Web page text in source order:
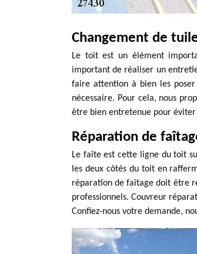
Changement de
Le toit est un élément
important de réaliser un
faire attention à bien les
nécessaire. Pour cela, nous
être bien entretenue pour
Réparation de
Le faîte est cette ligne du toit
les deux côtés du toit en
réparation de faîtage doit être
professionnels. Couvreur
Confiez-nous votre demande,